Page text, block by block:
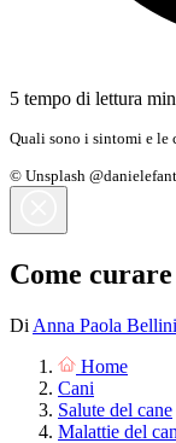
5 tempo di lettura
Quali sono i sintomi e le
© Unsplash
Come
Di Anna Paola Bellini
Home
Cani
Salute del cane
Malattie del